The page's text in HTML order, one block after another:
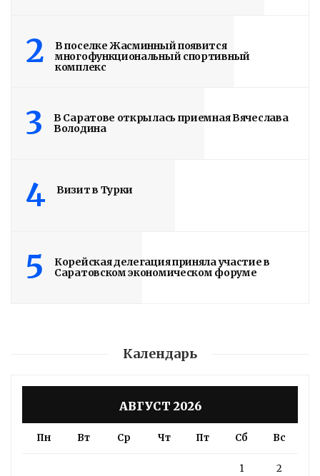
2
В поселке Жасминный появится
многофункциональный спортивный
комплекс
3
В Саратове открылась приемная Вячеслава
Володина
4 Визит в Турки
5
Корейская делегация приняла участие в
Саратовском экономическом форуме
Календарь
АВГУСТ 2026
Пн Вт Ср Чт Пт Сб Вс
1 2
Read More